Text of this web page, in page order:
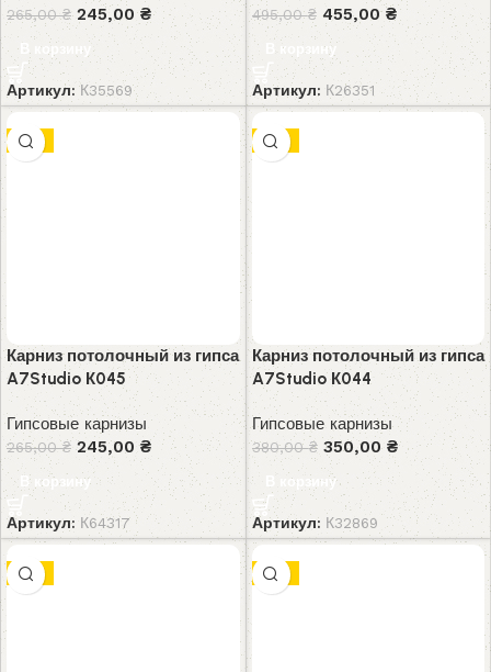
265,00₴ 245,00₴
В корзину
Артикул:К35569
495,00₴ 455,00₴
В корзину
Артикул: К26351
-8%
Карниз потолочный из гипса
A7Studio К045
Гипсовые карнизы
265,00₴ 245,00₴
В корзину
Артикул: К64317
-8%
Карниз потолочный из гипса
A7Studio К044
Гипсовые карнизы
380,00₴ 350,00 ₴
В корзину
Артикул: К32869
-8% -8%